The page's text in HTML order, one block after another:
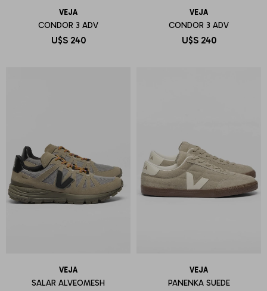
VEJA
CONDOR 3 ADV
U$S 240
VEJA
CONDOR 3 ADV
U$S 240
VEJA
SALAR ALVEOMESH
VEJA
PANENKA SUEDE